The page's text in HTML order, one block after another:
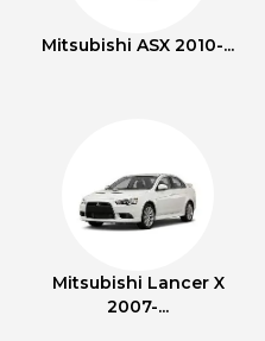
Mitsubishi ASX 2010-...
Mitsubishi Lancer X
2007-...